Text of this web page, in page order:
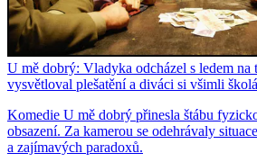
U mě dobrý: Vladyka odcházel s ledem na
vysvětloval plešatění a diváci si všimli
Komedie U mě dobrý přinesla štábu
obsazení. Za kamerou se odehrávaly
a zajímavých paradoxů.